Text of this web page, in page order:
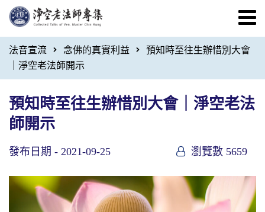
法音宣流 念佛的真實利益
預知時至往生辦惜別大會
｜淨空老法師開示
預知時至往生辦惜別大會｜淨空老法
師開示
發布日期 - 2021-09-25 瀏覽數 5659